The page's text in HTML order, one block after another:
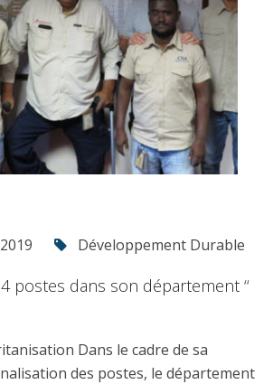
Développement Durable
postes dans son département ‘‘
Dans le cadre de sa
des postes, le département